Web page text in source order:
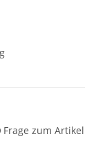
Frage zum Artikel